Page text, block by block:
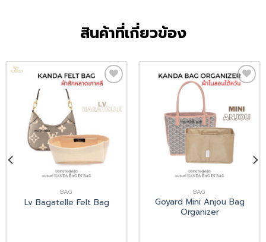
สินค้าที่เกี่ยวข้อง
to
wishlist
BAG
Lv Bagatelle Felt Bag
wishlist
BAG
Goyard Mini Anjou Bag
Organizer